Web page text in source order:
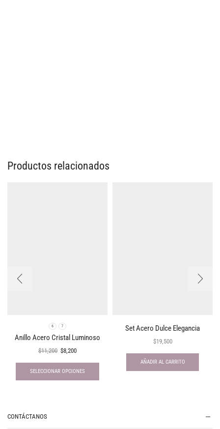
Productos relacionados
6 7
Anillo Acero Cristal Luminoso
$11,200 $8,200
SELECCIONAR OPCIONES
Set Acero Dulce Elegancia
$19,500
AÑADIR AL CARRITO
CONTÁCTANOS